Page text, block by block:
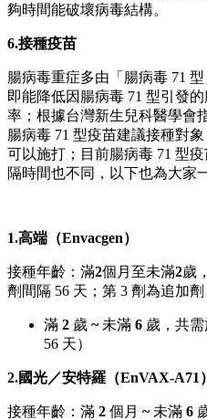
夠時間能破壞病毒結構。
6.接種疫苗
腸病毒重症多由「腸病毒 71
即能降低因腸病毒 71 型引發
率；根據台灣新生兒科醫學會
腸病毒 71 型疫苗建議接種對
可以施打；目前腸病毒 71 型
隔時間也不同，以下也為大家
1.高端（Envacgen）
接種年齡：滿2個月至未滿2歲
劑間隔 56 天；第 3 劑為追加
滿 2 歲 ~ 未滿 6 歲，共
56 天）
2.國光／安特羅（EnVAX-A71）
接種年齡：滿 2 個月 ~ 未滿 6